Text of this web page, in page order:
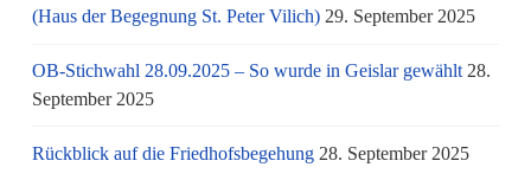
(Haus der Begegnung St. Peter Vilich) 29. September 2025
OB-Stichwahl 28.09.2025 – So wurde in Geislar gewählt 28.
September 2025
Rückblick auf die Friedhofsbegehung 28. September 2025